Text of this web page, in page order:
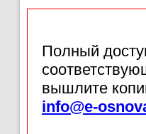
Полный
вышлите
info@e-